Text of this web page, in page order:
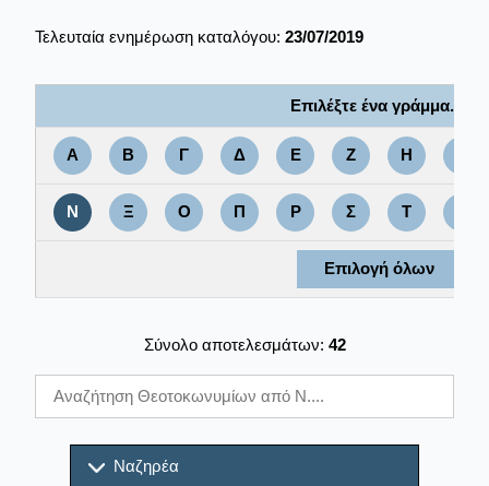
Τελευταία ενημέρωση καταλόγου: 23/07/2019
Επιλέξτε ένα γράμμα....
Α Β Γ Δ Ε Ζ Η
Ν Ξ Ο Π Ρ Σ Τ
Επιλογή όλων
Σύνολο αποτελεσμάτων: 42
Ναζηρέα